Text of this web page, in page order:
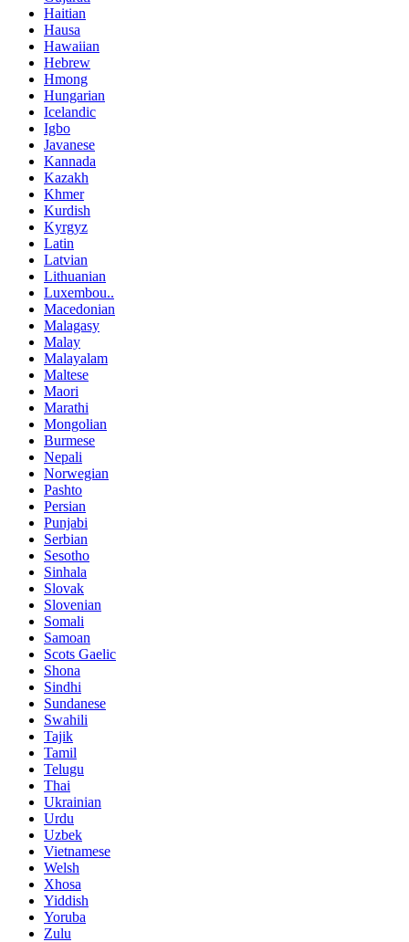
Haitian
Hausa
Hawaiian
Hebrew
Hmong
Hungarian
Icelandic
Igbo
Javanese
Kannada
Kazakh
Khmer
Kurdish
Kyrgyz
Latin
Latvian
Lithuanian
Luxembou..
Macedonian
Malagasy
Malay
Malayalam
Maltese
Maori
Marathi
Mongolian
Burmese
Nepali
Norwegian
Pashto
Persian
Punjabi
Serbian
Sesotho
Sinhala
Slovak
Slovenian
Somali
Samoan
Scots Gaelic
Shona
Sindhi
Sundanese
Swahili
Tajik
Tamil
Telugu
Thai
Ukrainian
Urdu
Uzbek
Vietnamese
Welsh
Xhosa
Yiddish
Yoruba
Zulu